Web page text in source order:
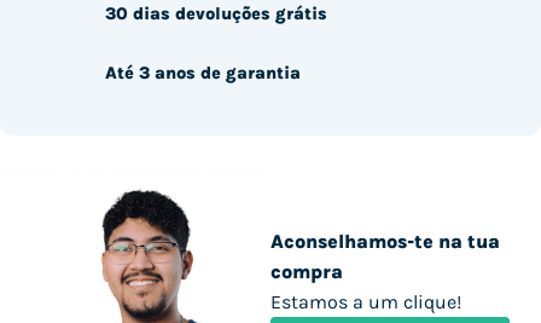
Aconselhamos-te na tua
compra
Estamos a um clique!
30 dias devoluções grátis
Até 3 anos de garantia